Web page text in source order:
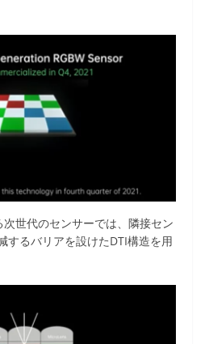
世代のセンサーでは、隣接セン
するバリアを設けたDTI構造を用